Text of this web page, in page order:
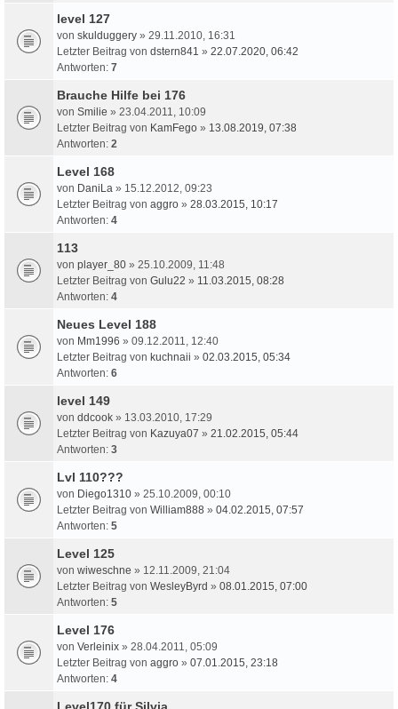
level 127
von skulduggery » 29.11.2010, 16:31
Letzter Beitrag von dstern841 » 22.07.2020, 06:42
Antworten: 7
Brauche Hilfe bei 176
von Smilie » 23.04.2011, 10:09
Letzter Beitrag von KamFego » 13.08.2019, 07:38
Antworten: 2
Level 168
von DaniLa » 15.12.2012, 09:23
Letzter Beitrag von aggro » 28.03.2015, 10:17
Antworten: 4
113
von player_80 » 25.10.2009, 11:48
Letzter Beitrag von Gulu22 » 11.03.2015, 08:28
Antworten: 4
Neues Level 188
von Mm1996 » 09.12.2011, 12:40
Letzter Beitrag von kuchnaii » 02.03.2015, 05:34
Antworten: 6
level 149
von ddcook » 13.03.2010, 17:29
Letzter Beitrag von Kazuya07 » 21.02.2015, 05:44
Antworten: 3
Lvl 110???
von Diego1310 » 25.10.2009, 00:10
Letzter Beitrag von William888 » 04.02.2015, 07:57
Antworten: 5
Level 125
von wiweschne » 12.11.2009, 21:04
Letzter Beitrag von WesleyByrd » 08.01.2015, 07:00
Antworten: 5
Level 176
von Verleinix » 28.04.2011, 05:09
Letzter Beitrag von aggro » 07.01.2015, 23:18
Antworten: 4